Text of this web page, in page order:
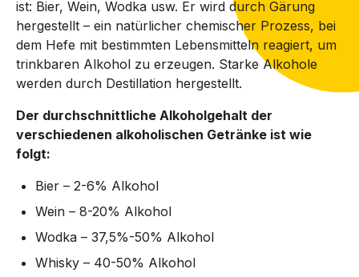
ist: Bier, Wein, Wodka usw. Er wird durch Gärung
hergestellt – ein natürlicher chemischer Prozess, bei
dem Hefe mit bestimmten Lebensmitteln reagiert, um
trinkbaren Alkohol zu erzeugen. Starke Alkohole
werden durch Destillation hergestellt.
Der durchschnittliche Alkoholgehalt der
verschiedenen alkoholischen Getränke ist wie
folgt:
Bier – 2-6% Alkohol
Wein – 8-20% Alkohol
Wodka – 37,5%-50% Alkohol
Whisky – 40-50% Alkohol